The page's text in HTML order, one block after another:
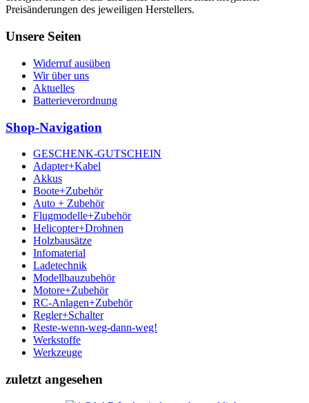
Preisänderungen des jeweiligen Herstellers.
Unsere Seiten
Widerruf ausüben
Wir über uns
Aktuelles
Batterieverordnung
Shop-Navigation
GESCHENK-GUTSCHEIN
Adapter+Kabel
Akkus
Boote+Zubehör
Auto + Zubehör
Flugmodelle+Zubehör
Helicopter+Drohnen
Holzbausätze
Infomaterial
Ladetechnik
Modellbauzubehör
Motore+Zubehör
RC-Anlagen+Zubehör
Regler+Schalter
Reste-wenn-weg-dann-weg!
Werkstoffe
Werkzeuge
zuletzt angesehen